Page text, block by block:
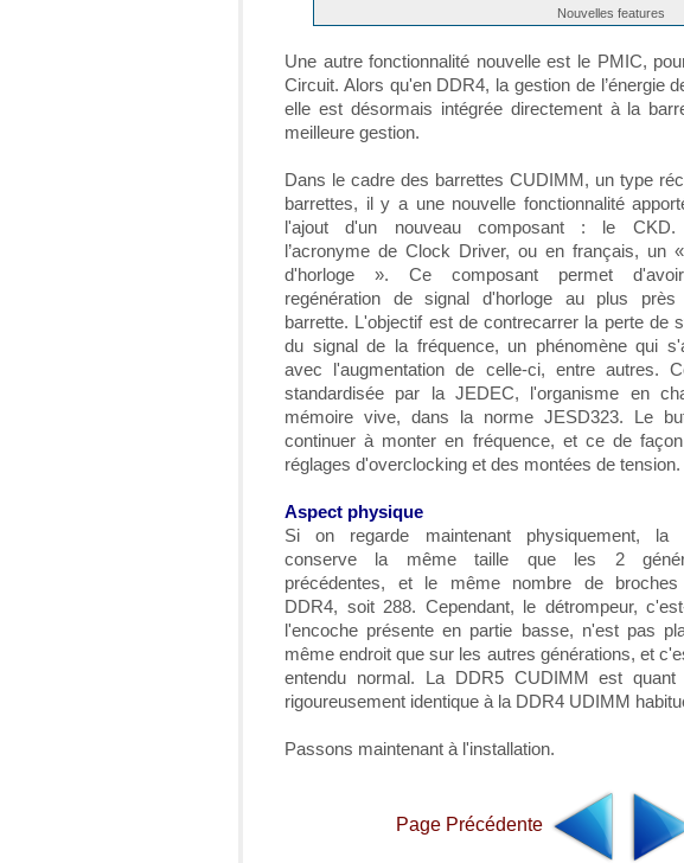
Nouvelles features
Une autre fonctionnalité nouvelle est le PMIC,
Circuit. Alors qu'en DDR4, la gestion de l’énergie
elle est désormais intégrée directement à la
meilleure gestion.
Dans le cadre des barrettes CUDIMM, un type
barrettes, il y a une nouvelle fonctionnalité
l'ajout d'un nouveau composant : le CKD.
l’acronyme de Clock Driver, ou en français, un
d'horloge ». Ce composant permet
regénération de signal d'horloge au plus
barrette. L'objectif est de contrecarrer la perte de
du signal de la fréquence, un phénomène qui
avec l'augmentation de celle-ci, entre autres.
standardisée par la JEDEC, l'organisme en
mémoire vive, dans la norme JESD323. Le
continuer à monter en fréquence, et ce de
réglages d'overclocking et des montées de tension.
Aspect physique
Si on regarde maintenant physiquement, la
conserve la même taille que les 2
précédentes, et le même nombre de broches
DDR4, soit 288. Cependant, le détrompeur,
l'encoche présente en partie basse, n'est pas
même endroit que sur les autres générations, et
entendu normal. La DDR5 CUDIMM est
rigoureusement identique à la DDR4 UDIMM
Passons maintenant à l'installation.
Page Précédente